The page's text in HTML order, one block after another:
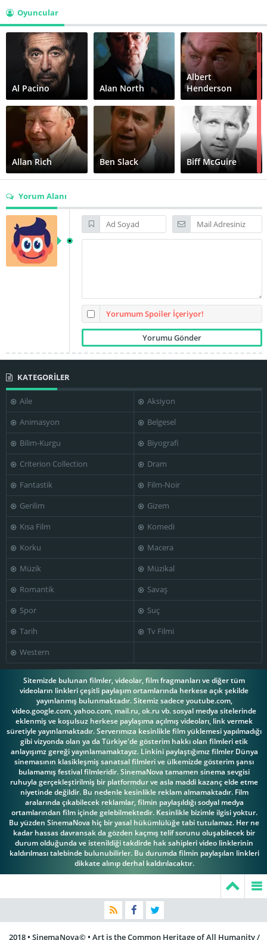
Oyuncular
Al Pacino Alan North
Albert
Henderson
Allan Rich Ben Slack Biff McGuire
Cornelia Sharpe Damien Leake Edward Grover
Frank Gio George Loros
Hank Garrett
John Randolph Joseph Bova
Kenneth
Weller
Nathan George Nick Hardin
René Enríquez Richard Foronjy Sal Carollo
Sam Coppola
Stephen
Pearlman
Tom Signorelli
Tony Lo Bianco Tony Roberts Tracey Walter
Yorum Alanı
Yorumum Spoiler İçeriyor!
KATEGORİLER
Aile
Aksiyon
Animasyon
Belgesel
Bilim-Kurgu
Biyografi
Criterion Collection
Dram
Fantastik
Film-Noir
Gerilim
Gizem
Kısa Film
Komedi
Korku
Macera
Müzik
Müzikal
Romantik
Savaş
Spor
Suç
Tarih
Tv Filmi
Western
Sitemizde bulunan filmler, videolar, film fragmanları ve diğer tüm
videoların linkleri çeşitli paylaşım ortamlarında herkese açık şekilde
yayınlanmış bulunmaktadır. Sitemiz sadece youtube.com,
video.google.com, yahoo.com, mail.ru, ok.ru vb. sosyal medya sitelerinde
eklenmiş ve koşulsuz herkese paylaşıma açılmış videoları, link vermek
süretiyle yayınlamaktadır. Serverımıza kesinlikle film yüklemesi yapılmadığı
gibi vizyonda olan ya da Türkiye'de gösterim hakkı olan filmleri etik
anlayışımz gereği yayınlamamaktayız. Linkini paylaştığımız filmler Dünya
sinemasının klasikleşmiş sanatsal filmleri ve ülkemizde gösterim şansı
bulamamış festival filmleridir. SinemaNova tamamen sinema sevgisi
ruhuyla gerçekleştirilmiş bir platformdur ve asla maddi kazanç elde etme
niyetinde değildir. Bu nedenle kesinlikle reklam almamaktadır. Film
aralarında çıkabilecek reklamlar, filmin paylaşıldığı sodyal medya
ortamlarından film içinde gelebilmektedir. Kesinlikle bizimle ilgisi yoktur.
Bu yüzden SinemaNova hiç bir yasal hükümlülüğe tabi tutulamaz. Her ne
kadar hassas davransak da gözden kaçmış telif sorunu oluşabilecek bir
durum olduğunda ve istenildiği takdirde hak sahipleri video linklerinin
kaldırılması talebinde bulunubilirler. Bu durumda filmin paylaşılan linkleri
dikkate alınıp derhal kaldırılacaktır.
2018 • SinemaNova© • Art is the Common Heritage of All Humanity /